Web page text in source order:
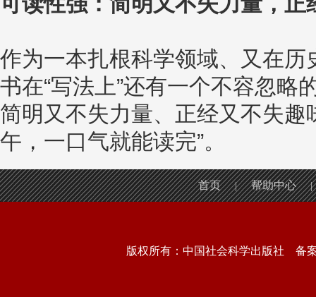
作为一本扎根科学领域、又在
书在“写法上”还有一个不容忽略
简明又不失力量、正经又不失趣
午，一口气就能读完”。
首页 | 帮助中心 |
版权所有：中国社会科学出版社 备